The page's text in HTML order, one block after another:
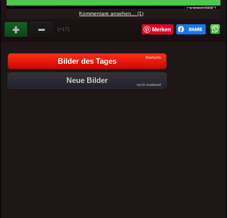
Kommentare ansehen... (1)
(+17) Merken
Bilder des Tages Startseite
Neue Bilder
nicht moderiert